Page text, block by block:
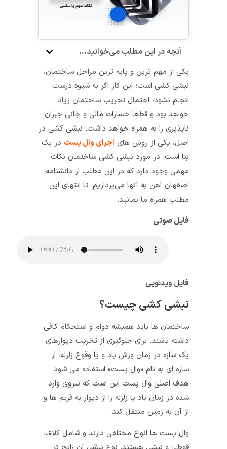
آنچه در این مطلب می‌خوانید...
یکی از مهم‌ ترین و پایه‌ ترین مراحل ساختمان،
نبشی‌ کشی است؛ این کار اگر به شیوه درست
انجام نشود، احتمال تخریب ساختمان زیاد
خواهد بود و قطعا خسارات مالی و جانی جبران‌
ناپذیری را به همراه خواهد داشت. نبشی کشی در
اصل، یکی از روش‌ هایاجرای وال پست در یک
بنا است. در مورد نبشی کشی ساختمان نکات
مهمی وجود دارد که در این مطلب از دانشنامه
اصفهان آهن به آنها می‌پردازیم. تا انتهای این
مطلب همراه ما بمانید.
فایل صوتی
فایل ویدئویی
نبشی کشی چیست؟
ساختمان‌ ها باید همیشه دوام و استحکام کافی
داشته باشند. برای جلوگیری از تخریب دیوارهای
یک سازه در زمان وزش باد و یا وقوع زلزله، از
سازه‌ ای به نام «وال پست» استفاده می‌ شود.
هدف اصلی وال پست این است که نیروی وارد
شده در زمان باد یا زلزله را از دیوار به فریم‌ ها و
از آن به زمین منتقل کند.
وال پست‌ ها انواع مختلفی دارند و شامل کلاف،